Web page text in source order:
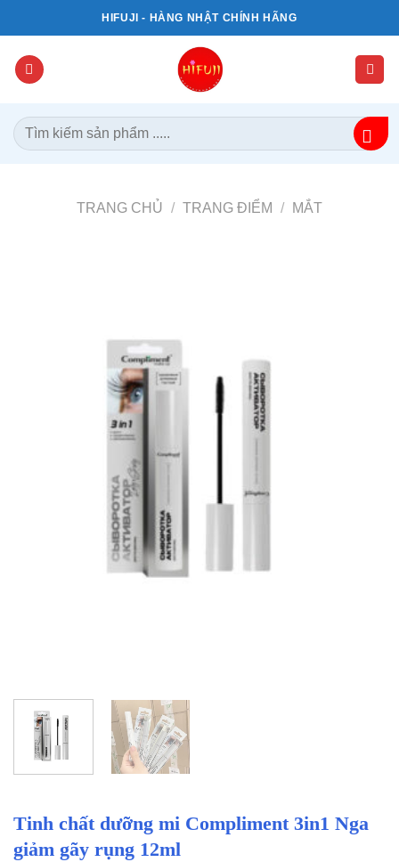
qua
dung
HIFUJI - HÀNG NHẬT CHÍNH HÃNG
Tìm
kiếm:
TRANG CHỦ / TRANG ĐIỂM / MẮT
Tinh chất dưỡng mi Compliment 3in1 Nga
giảm gãy rụng 12ml